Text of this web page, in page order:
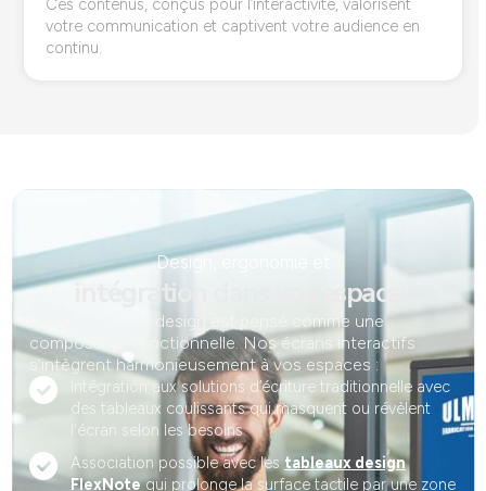
Ces contenus, conçus pour l’interactivité, valorisent
votre communication et captivent votre audience en
continu.
Design, ergonomie et
intégration dans vos espaces
Chez Ulmann, le design est pensé comme une
composante fonctionnelle. Nos écrans interactifs
s’intègrent harmonieusement à vos espaces :
Intégration aux solutions d’écriture traditionnelle avec
des tableaux coulissants qui masquent ou révèlent
l'écran selon les besoins
Association possible avec les tableaux design
FlexNotequi prolonge la surface tactile par une zone